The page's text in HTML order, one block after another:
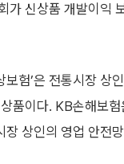
가 신상품 개발이익
보험’은 전통시장
품이다. KB손해보
상인의 영업 안전